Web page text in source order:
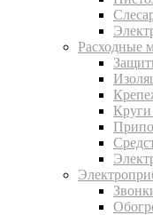
Расходные
Круги